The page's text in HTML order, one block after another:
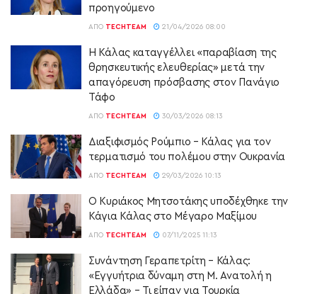
προηγούμενο
ΑΠΌ TECHTEAM 21/04/2026 08:00
Η Κάλας καταγγέλλει «παραβίαση της
θρησκευτικής ελευθερίας» μετά την
απαγόρευση πρόσβασης στον Πανάγιο
Τάφο
ΑΠΌ TECHTEAM 30/03/2026 08:13
Διαξιφισμός Ρούμπιο – Κάλας για τον
τερματισμό του πολέμου στην Ουκρανία
ΑΠΌ TECHTEAM 29/03/2026 10:13
Ο Κυριάκος Μητσοτάκης υποδέχθηκε την
Κάγια Κάλας στο Μέγαρο Μαξίμου
ΑΠΌ TECHTEAM 07/11/2025 11:13
Συνάντηση Γεραπετρίτη – Κάλας:
«Εγγυήτρια δύναμη στη Μ. Ανατολή η
Ελλάδα» – Τι είπαν για Τουρκία